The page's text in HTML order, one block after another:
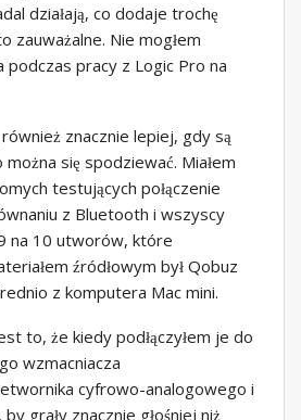
działają, co dodaje trochę
zauważalne. Nie mogłem
podczas pracy z Logic Pro na
znacznie lepiej, gdy są
się spodziewać. Miałem
testujących połączenie
z Bluetooth i wszyscy
na 10 utworów, które
źródłowym był Qobuz
z komputera Mac mini.
to, że kiedy podłączyłem je do
wzmacniacza
cyfrowo-analogowego i
grały znacznie głośniej niż